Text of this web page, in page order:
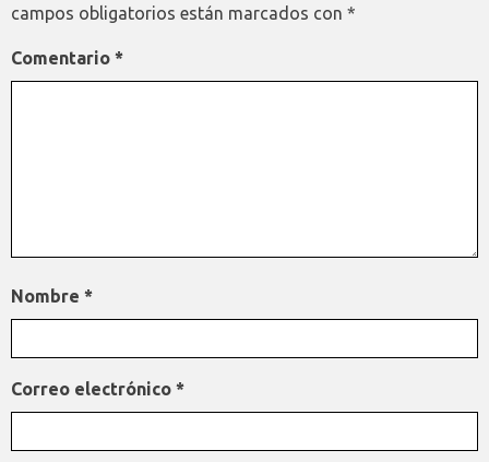
campos obligatorios están marcados con *
Comentario *
Nombre *
Correo electrónico *